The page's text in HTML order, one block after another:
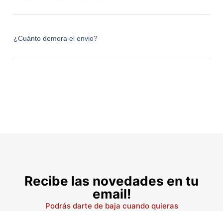
¿Cuánto demora el envio?
Recibe las novedades en tu
email!
Podrás darte de baja cuando quieras